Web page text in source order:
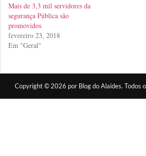
Mais de 3,3 mil servidores da
segurança Pública são
promovidos
fevereiro 23, 2018
Em "Geral"
Copyright © 2026 por Blog do Alaides. Todos